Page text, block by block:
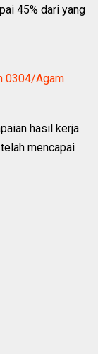
45% dari yang
0304/Agam
hasil kerja
mencapai